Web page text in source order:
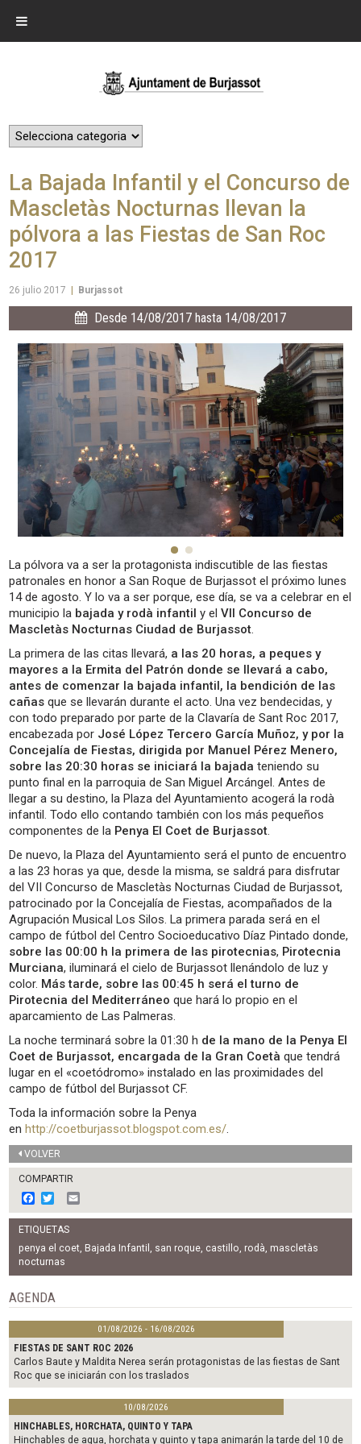
La Bajada Infantil y el Concurso de
Mascletàs Nocturnas llevan la
pólvora a las Fiestas de San Roc
2017
26 julio 2017 Burjassot
Desde 14/08/2017 hasta 14/08/2017
La pólvora va a ser la protagonista indiscutible de las fiestas
patronales en honor a San Roque de Burjassot el próximo lunes
14 de agosto. Y lo va a ser porque, ese día, se va a celebrar en el
municipio la bajada y rodà infantil y elVII Concurso de
Mascletàs Nocturnas Ciudad de Burjassot.
La primera de las citas llevará, a las 20 horas, a peques y
mayores a la Ermita del Patrón donde se llevará a cabo,
antes de comenzar la bajada infantil, la bendición de las
cañas que se llevarán durante el acto. Una vez bendecidas, y
con todo preparado por parte de la Clavaría de Sant Roc 2017,
encabezada por José López Tercero García Muñoz, y por la
Concejalía de Fiestas, dirigida por Manuel Pérez Menero,
sobre las 20:30 horas se iniciará la bajada teniendo su
punto final en la parroquia de San Miguel Arcángel. Antes de
llegar a su destino, la Plaza del Ayuntamiento acogerá la rodà
infantil. Todo ello contando también con los más pequeños
componentes de la Penya El Coet de Burjassot.
De nuevo, la Plaza del Ayuntamiento será el punto de encuentro
a las 23 horas ya que, desde la misma, se saldrá para disfrutar
del VII Concurso de Mascletàs Nocturnas Ciudad de Burjassot,
patrocinado por la Concejalía de Fiestas, acompañados de la
Agrupación Musical Los Silos. La primera parada será en el
campo de fútbol del Centro Socioeducativo Díaz Pintado donde,
sobre las 00:00 h la primera de las pirotecnias, Pirotecnia
Murciana, iluminará el cielo de Burjassot llenándolo de luz y
color. Más tarde, sobre las 00:45 h será el turno de
Pirotecnia del Mediterráneo que hará lo propio en el
aparcamiento de Las Palmeras.
La noche terminará sobre la 01:30 h de la mano de la Penya El
Coet de Burjassot, encargada de la Gran Coetà que tendrá
lugar en el «coetódromo» instalado en las proximidades del
campo de fútbol del Burjassot CF.
Toda la información sobre la Penya
enhttp://coetburjassot.blogspot.com.es/.
VOLVER
COMPARTIR
F
a
c
e
b
o
o
w
i
t
t
e
r
m
a
l
ETIQUETAS
penya el coet, Bajada Infantil , san roque, castillo, rodà, mascletàs
nocturnas
AGENDA
01/08/2026 - 16/08/2026
FIESTAS DE SANT ROC 2026
Carlos Baute y Maldita Nerea serán protagonistas de las fiestas de Sant
Roc que se iniciarán con los traslados
10/08/2026
HINCHABLES, HORCHATA, QUINTO Y TAPA
Hinchables de agua, horchata y quinto y tapa animarán la tarde del 10 de